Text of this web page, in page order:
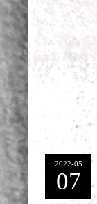
2022-05
07